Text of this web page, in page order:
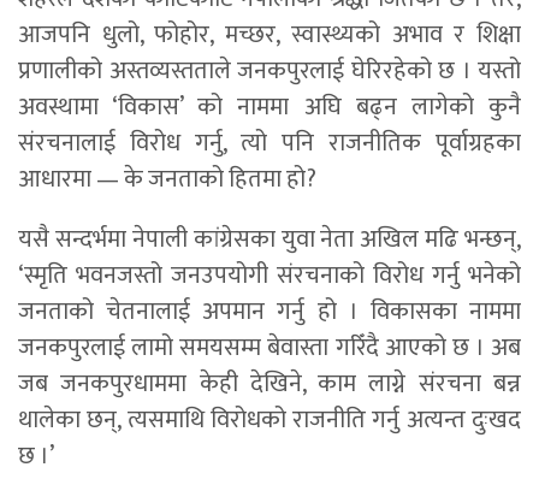
आजपनि धुलो, फोहोर, मच्छर, स्वास्थ्यको अभाव र शिक्षा
प्रणालीको अस्तव्यस्तताले जनकपुरलाई घेरिरहेको छ । यस्तो
अवस्थामा ‘विकास’ को नाममा अघि बढ्न लागेको कुनै
संरचनालाई विरोध गर्नु, त्यो पनि राजनीतिक पूर्वाग्रहका
आधारमा — के जनताको हितमा हो?
यसै सन्दर्भमा नेपाली कांग्रेसका युवा नेता अखिल मढि भन्छन्,
‘स्मृति भवनजस्तो जनउपयोगी संरचनाको विरोध गर्नु भनेको
जनताको चेतनालाई अपमान गर्नु हो । विकासका नाममा
जनकपुरलाई लामो समयसम्म बेवास्ता गरिँदै आएको छ । अब
जब जनकपुरधाममा केही देखिने, काम लाग्ने संरचना बन्न
थालेका छन्, त्यसमाथि विरोधको राजनीति गर्नु अत्यन्त दुःखद
छ ।’